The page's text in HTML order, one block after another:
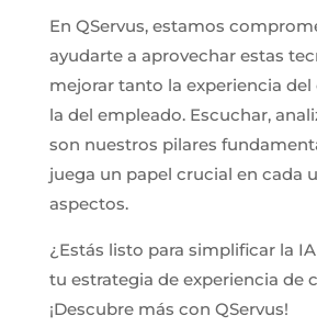
En QServus, estamos
ayudarte a aprovechar estas
mejorar tanto la experiencia
la del empleado. Escuchar,
son nuestros pilares
juega un papel crucial en cada
aspectos.
¿Estás listo para simplificar la
tu estrategia de experiencia de
¡Descubre más con QServus!